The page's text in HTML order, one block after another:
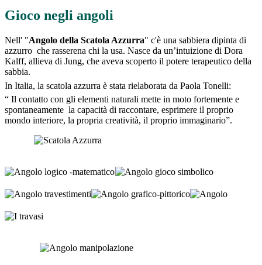
Gioco negli angoli
Nell' "Angolo della Scatola Azzurra" c'è una sabbiera dipinta di
azzurro che rasserena chi la usa. Nasce da un’intuizione di Dora
Kalff, allieva di Jung, che aveva scoperto il potere terapeutico della
sabbia.
In Italia, la scatola azzurra è stata rielaborata da Paola Tonelli:
“ Il contatto con gli elementi naturali mette in moto fortemente e
spontaneamente la capacità di raccontare, esprimere il proprio
mondo interiore, la propria creatività, il proprio immaginario”.